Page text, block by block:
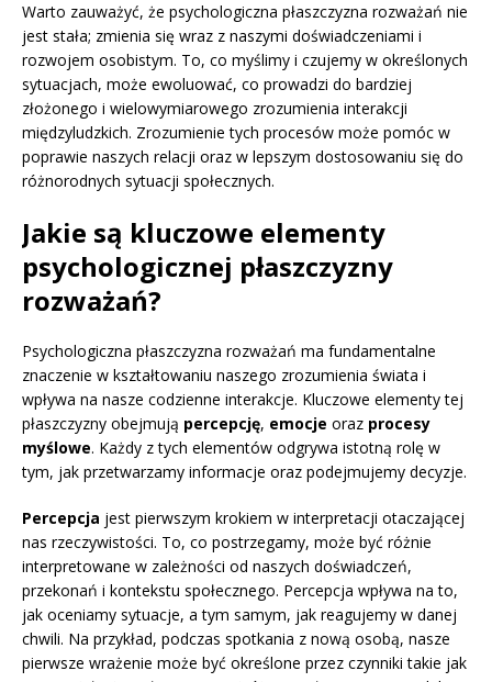
Warto zauważyć, że psychologiczna płaszczyzna rozważań nie
jest stała; zmienia się wraz z naszymi doświadczeniami i
rozwojem osobistym. To, co myślimy i czujemy w określonych
sytuacjach, może ewoluować, co prowadzi do bardziej
złożonego i wielowymiarowego zrozumienia interakcji
międzyludzkich. Zrozumienie tych procesów może pomóc w
poprawie naszych relacji oraz w lepszym dostosowaniu się do
różnorodnych sytuacji społecznych.
Jakie są kluczowe elementy
psychologicznej płaszczyzny
rozważań?
Psychologiczna płaszczyzna rozważań ma fundamentalne
znaczenie w kształtowaniu naszego zrozumienia świata i
wpływa na nasze codzienne interakcje. Kluczowe elementy tej
płaszczyzny obejmują percepcję, emocje oraz procesy
myślowe. Każdy z tych elementów odgrywa istotną rolę w
tym, jak przetwarzamy informacje oraz podejmujemy decyzje.
Percepcja jest pierwszym krokiem w interpretacji otaczającej
nas rzeczywistości. To, co postrzegamy, może być różnie
interpretowane w zależności od naszych doświadczeń,
przekonań i kontekstu społecznego. Percepcja wpływa na to,
jak oceniamy sytuacje, a tym samym, jak reagujemy w danej
chwili. Na przykład, podczas spotkania z nową osobą, nasze
pierwsze wrażenie może być określone przez czynniki takie jak